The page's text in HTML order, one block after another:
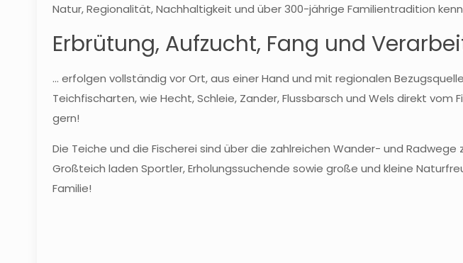
Natur, Regionalität, Nachhaltigkeit und über 300-jährige Familientradition
Erbrütung, Aufzucht, Fang und
... erfolgen vollständig vor Ort, aus einer Hand und mit regionalen
Teichfischarten, wie Hecht, Schleie, Zander, Flussbarsch und Wels direkt
gern!
Die Teiche und die Fischerei sind über die zahlreichen Wander- und
Großteich laden Sportler, Erholungssuchende sowie große und kleine
Familie!